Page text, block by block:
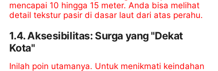
mencapai 10 hingga 15 meter. Anda bisa melihat
detail tekstur pasir di dasar laut dari atas perahu.
1.4. Aksesibilitas: Surga yang "Dekat
Kota"
Inilah poin utamanya. Untuk menikmati keindahan